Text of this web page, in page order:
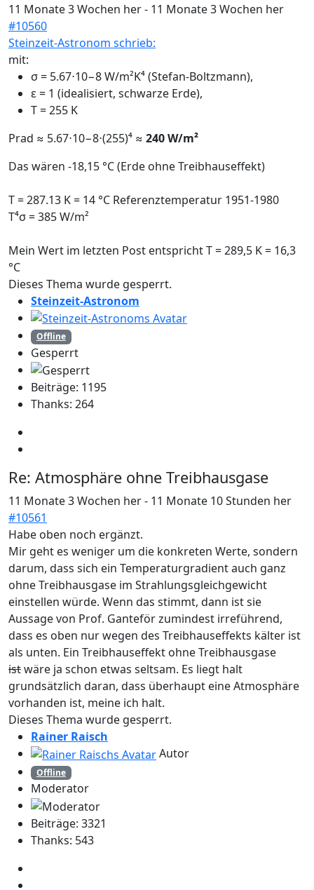
11 Monate 3 Wochen her- 11 Monate 3 Wochen her
#10560
Steinzeit-Astronom schrieb:
mit:
σ = 5.67⋅10−8 W/m²K⁴ (Stefan-Boltzmann),
ε = 1 (idealisiert, schwarze Erde),
T ​= 255 K
Prad​ ≈ 5.67⋅10−8⋅(255)⁴ ≈ 240 W/m²
Das wären -18,15 °C (Erde ohne Treibhauseffekt)
T = 287.13 K = 14 °C Referenztemperatur 1951-1980
T⁴σ = 385 W/m²
Mein Wert im letzten Post entspricht T = 289,5 K = 16,3
°C
Dieses Thema wurde gesperrt.
Steinzeit-Astronom
Offline
Gesperrt
Beiträge: 1195
Thanks: 264
Re: Atmosphäre ohne Treibhausgase
11 Monate 3 Wochen her- 11 Monate 10 Stunden her
#10561
Habe oben noch ergänzt.
Mir geht es weniger um die konkreten Werte, sondern
darum, dass sich ein Temperaturgradient auch ganz
ohne Treibhausgase im Strahlungsgleichgewicht
einstellen würde. Wenn das stimmt, dann ist sie
Aussage von Prof. Ganteför zumindest irreführend,
dass es oben nur wegen des Treibhauseffekts kälter ist
als unten. Ein Treibhauseffekt ohne Treibhausgase
istwäre ja schon etwas seltsam. Es liegt halt
grundsätzlich daran, dass überhaupt eine Atmosphäre
vorhanden ist, meine ich halt.
Dieses Thema wurde gesperrt.
Rainer Raisch
Autor
Offline
Moderator
Beiträge: 3321
Thanks: 543